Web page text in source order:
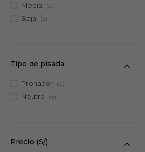
Precio (S/)
Tipo de pisada
Pronador (2)
Neutro (6)
Media (2)
Baja (5)